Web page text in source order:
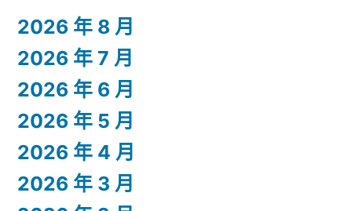
2026 年 8 月
2026 年 7 月
2026 年 6 月
2026 年 5 月
2026 年 4 月
2026 年 3 月